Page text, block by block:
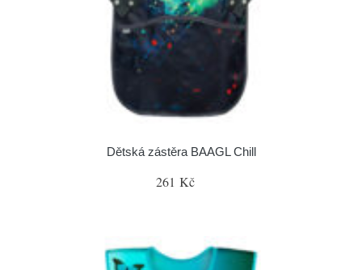
Dětská zástěra BAAGL Chill
261 Kč